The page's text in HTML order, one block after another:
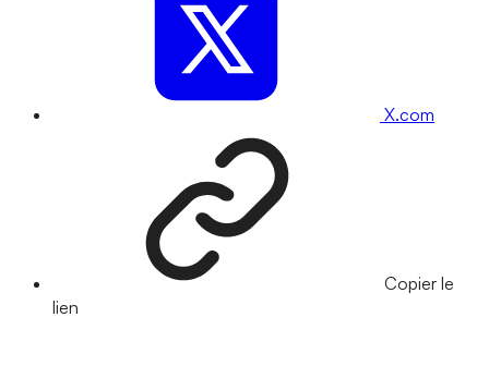
X.com
Copier le
lien